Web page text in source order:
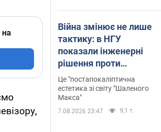
на
Війна змінює не лише
тактику: в НГУ
показали інженерні
рішення проти
російських FPV-дронів.
Фото
Це "постапокаліптична
естетика зі світу "Шаленого
Макса"
7.08.2026 23:47 9,1 т.